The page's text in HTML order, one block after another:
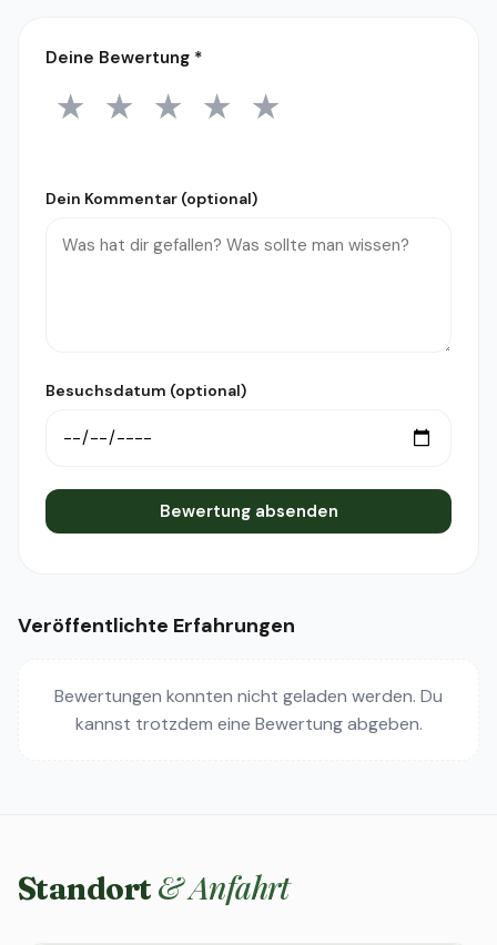
Deine Bewertung *
1 Stern
★ 2 Sterne
★ 3 Sterne
★ 4 Sterne
★ 5 Sterne
★
Dein Kommentar (optional)
Besuchsdatum (optional)
Bewertung absenden
Veröffentlichte Erfahrungen
Bewertungen konnten nicht geladen werden. Du
kannst trotzdem eine Bewertung abgeben.
Standort & Anfahrt